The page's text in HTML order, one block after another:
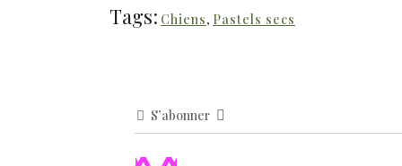
Tags: Chiens, Pastels secs
S’abonner